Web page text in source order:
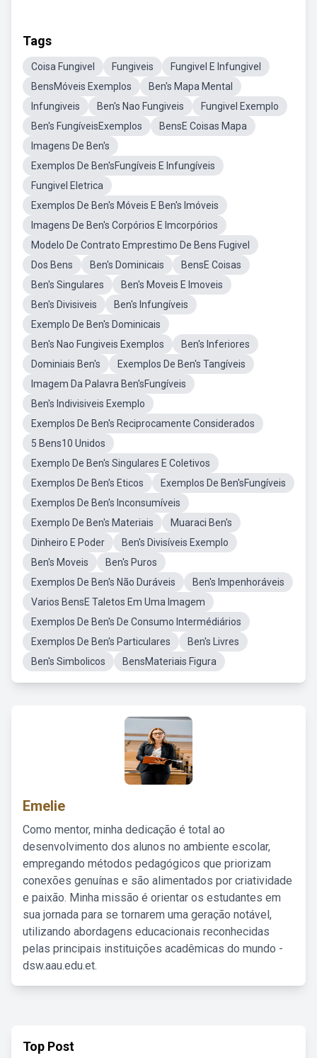
Tags
Coisa Fungivel Fungiveis
Fungivel E Infungivel
BensMóveis Exemplos
Ben's Mapa Mental
Infungiveis
Ben's Nao Fungiveis
Fungivel Exemplo
Ben's FungíveisExemplos
BensE Coisas Mapa
Imagens De Ben's
Exemplos De Ben'sFungíveis E Infungíveis
Fungivel Eletrica
Exemplos De Ben's Móveis E Ben's Imóveis
Imagens De Ben's Corpórios E Imcorpórios
Modelo De Contrato Emprestimo De Bens Fugivel
Dos Bens
Ben's Dominicais
BensE Coisas
Ben's Singulares
Ben's Moveis E Imoveis
Ben's Divisiveis
Ben's Infungíveis
Exemplo De Ben's Dominicais
Ben's Nao Fungiveis Exemplos
Ben's Inferiores
Dominiais Ben's
Exemplos De Ben's Tangíveis
Imagem Da Palavra Ben'sFungíveis
Ben's Indivisiveis Exemplo
Exemplos De Ben's Reciprocamente Considerados
5 Bens10 Unidos
Exemplo De Ben's Singulares E Coletivos
Exemplos De Ben's Eticos
Exemplos De Ben'sFungíveis
Exemplos De Ben's Inconsumíveis
Exemplo De Ben's Materiais
Muaraci Ben's
Dinheiro E Poder
Ben's Divisíveis Exemplo
Ben's Moveis
Ben's Puros
Exemplos De Ben's Não Duráveis
Ben's Impenhoráveis
Varios BensE Taletos Em Uma Imagem
Exemplos De Ben's De Consumo Intermédiários
Exemplos De Ben's Particulares
Ben's Livres
Ben's Simbolicos
BensMateriais Figura
Emelie
Como mentor, minha dedicação é total ao
desenvolvimento dos alunos no ambiente escolar,
empregando métodos pedagógicos que priorizam
conexões genuínas e são alimentados por criatividade
e paixão. Minha missão é orientar os estudantes em
sua jornada para se tornarem uma geração notável,
utilizando abordagens educacionais reconhecidas
pelas principais instituições acadêmicas do mundo -
dsw.aau.edu.et.
Top Post